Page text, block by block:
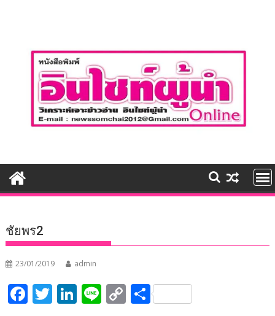
ชัยพร2
23/01/2019 admin
F T Li Li C S